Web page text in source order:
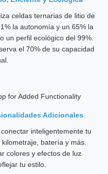
celdas ternarias de litio de
la autonomía y un 65% la
un perfil ecológico del 99%.
el 70% de su capacidad
Adicionales
inteligentemente tu
batería y más.
colores y efectos de luz
tu estilo.